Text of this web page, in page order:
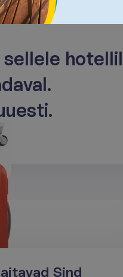
sellele hotellil
daval.
uesti.
Sind